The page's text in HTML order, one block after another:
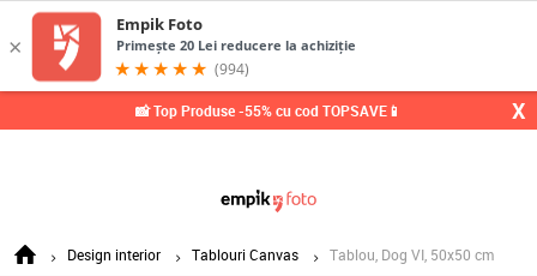
📸 Top Produse -55% cu cod TOPSAVE📱 X
Design interior Tablouri Canvas Tablou, Dog VI, 50x50 cm